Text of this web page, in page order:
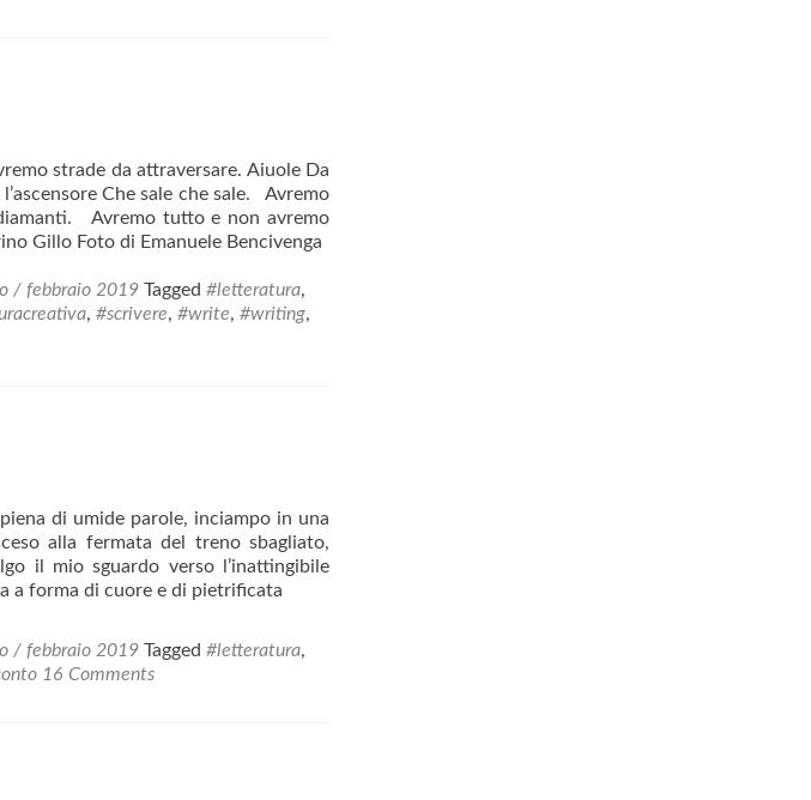
strade da attraversare. Aiuole Da
Che sale che sale. Avremo
Avremo tutto e non avremo
Gillo Foto di Emanuele Bencivenga
/ febbraio 2019 Tagged #letteratura,
, #scrivere, #write, #writing,
di umide parole, inciampo in una
alla fermata del treno sbagliato,
il mio sguardo verso l’inattingibile
a forma di cuore e di pietrificata
/ febbraio 2019 Tagged #letteratura,
16 Comments